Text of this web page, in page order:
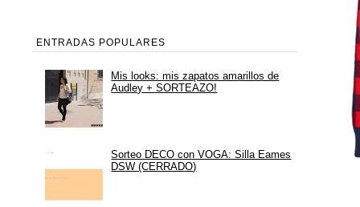
ENTRADAS POPULARES
Mis looks: mis zapatos amarillos de
Audley + SORTEAZO!
Sorteo DECO con VOGA: Silla Eames
DSW (CERRADO)